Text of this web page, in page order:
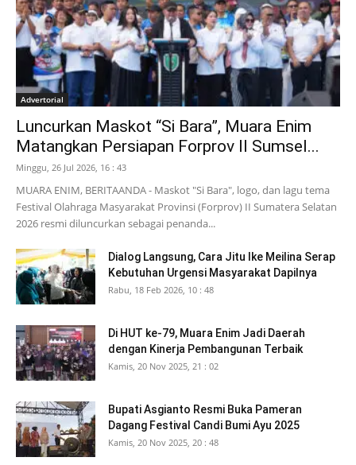
Advertorial
Luncurkan Maskot “Si Bara”, Muara Enim
Matangkan Persiapan Forprov II Sumsel...
Minggu, 26 Jul 2026, 16 : 43
MUARA ENIM, BERITAANDA - Maskot "Si Bara", logo, dan lagu tema
Festival Olahraga Masyarakat Provinsi (Forprov) II Sumatera Selatan
2026 resmi diluncurkan sebagai penanda...
Dialog Langsung, Cara Jitu Ike Meilina Serap
Kebutuhan Urgensi Masyarakat Dapilnya
Rabu, 18 Feb 2026, 10 : 48
Di HUT ke-79, Muara Enim Jadi Daerah
dengan Kinerja Pembangunan Terbaik
Kamis, 20 Nov 2025, 21 : 02
Bupati Asgianto Resmi Buka Pameran
Dagang Festival Candi Bumi Ayu 2025
Kamis, 20 Nov 2025, 20 : 48